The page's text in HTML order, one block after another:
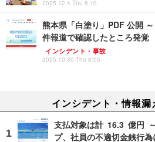
2025.12.4 Thu 8:10
熊本県「白塗り」PDF 公開
件報道で確認したところ発覚
インシデント・事故
2025.10.30 Thu 8:05
インシデント・情報漏
支払対象は計 16.3 億円
プ、社員の不適切金銭行